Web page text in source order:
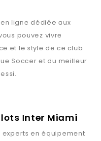
ligne dédiée aux
pouvez vivre
et le style de ce club
Soccer et du meilleur
Inter Miami
experts en équipement